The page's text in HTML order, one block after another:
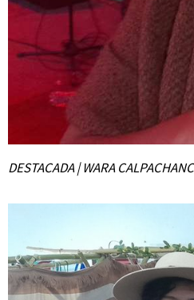
DESTACADA | WARA